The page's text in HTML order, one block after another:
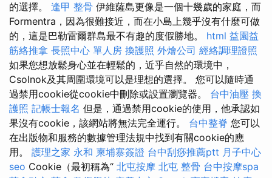
的選擇。 逢甲 整骨 伊維薩島更像是一個十幾歲的家庭，而
Formentra，因為很難接近，而在小島上幾乎沒有什麼可做
的，這是巴勒雷爾群島最不有趣的度假勝地。 html 益園益
筋絡推拿 長照中心 單人房 換護照 外燴公司 經絡調理證照
如果您想放鬆身心並在輕鬆的，近乎自然的環境中，
Csolnok及其周圍環境可以是理想的選擇。 您可以隨時通
過禁用cookie從cookie中刪除或設置瀏覽器。 台中油壓 換
護照 記帳士報名 但是，通過禁用cookie的使用，他承認如
果沒有cookie，該網站將無法完全運行。 台中整脊 您可以
在出版物和服務的數據管理法規中找到有關cookie的應
用。 護理之家 永和 柬埔寨簽證 台中刮痧推薦ptt 月子中心
seo Cookie（最初稱為“ 北屯按摩 北屯 整骨 台中按摩spa